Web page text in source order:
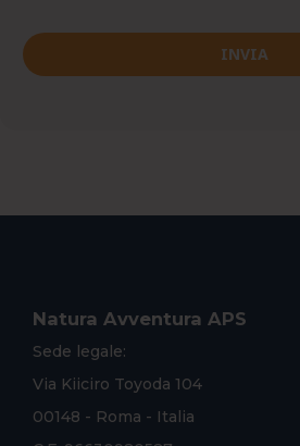
INVIA
Natura Avventura APS
Sede legale:
Via Kiiciro Toyoda 104
00148 - Roma - Italia